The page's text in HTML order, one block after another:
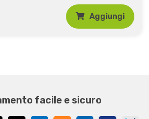
Aggiungi
facile e sicuro